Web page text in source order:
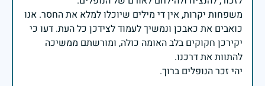
משפחות יקרות, אין די מילים שיוכלו למלא את החסר. אנו
כואבים את כאבכן ונמשיך לעמוד לצידכן כל העת. דעו כי
יקירכן חקוקים בלב האומה כולה, ומורשתם ממשיכה
יהי זכר הנופלים ברוך.